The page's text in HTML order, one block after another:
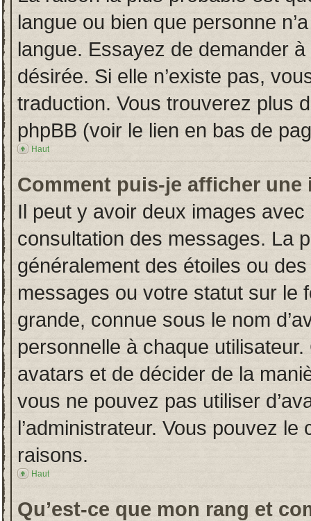
langue ou bien que personne
langue. Essayez de demander à
désirée. Si elle n’existe pas,
traduction. Vous trouverez plus
phpBB (voir le lien en bas de
Haut
Comment puis-je afficher une
Il peut y avoir deux images
consultation des messages. La
généralement des étoiles ou
messages ou votre statut sur le
grande, connue sous le nom
personnelle à chaque utilisateur.
avatars et de décider de la
vous ne pouvez pas utiliser
l’administrateur. Vous pouvez
raisons.
Haut
Qu’est-ce que mon rang et